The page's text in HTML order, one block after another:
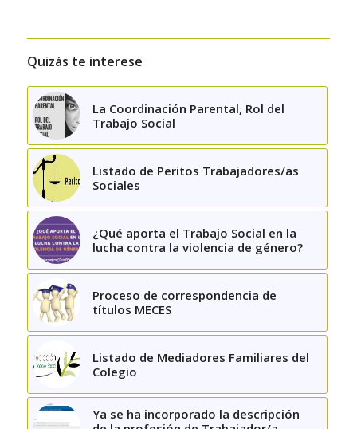
Quizás te interese
La Coordinación Parental, Rol del
Trabajo Social
Listado de Peritos Trabajadores/as
Sociales
¿Qué aporta el Trabajo Social en la
lucha contra la violencia de género?
Proceso de correspondencia de
títulos MECES
Listado de Mediadores Familiares del
Colegio
Ya se ha incorporado la descripción